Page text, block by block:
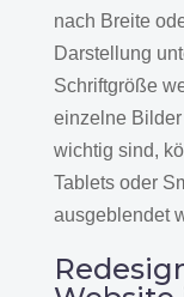
nach Breite
Darstellung
Schriftgröße
einzelne
wichtig sind,
Tablets oder
ausgeblendet